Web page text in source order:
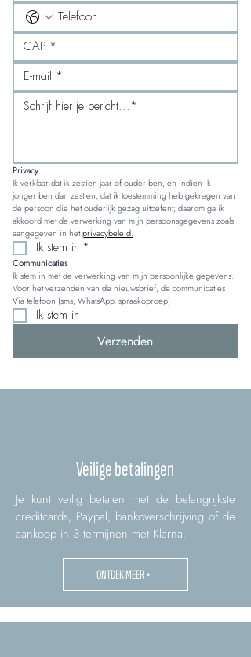
Privacy
Ik verklaar dat ik zestien jaar of ouder ben, en indien ik
jonger ben dan zestien, dat ik toestemming heb gekregen van
de persoon die het ouderlijk gezag uitoefent; daarom ga ik
akkoord met de verwerking van mijn persoonsgegevens zoals
aangegeven in het privacybeleid.
Ik stem in *
Communicaties
Ik stem in met de verwerking van mijn persoonlijke gegevens.
Voor het verzenden van de nieuwsbrief, de communicaties
Via telefoon (sms, WhatsApp, spraakoproep)
Ik stem in
Verzenden
Veilige betalingen
Je kunt veilig betalen met de belangrijkste
creditcards, Paypal, bankoverschrijving of de
aankoop in 3 termijnen met Klarna.
ONTDEK MEER >